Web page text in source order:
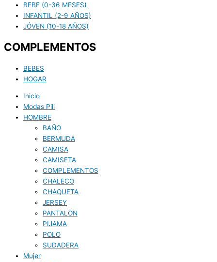
BEBE (0-36 MESES)
INFANTIL (2-9 AÑOS)
JÓVEN (10-18 AÑOS)
COMPLEMENTOS
BEBES
HOGAR
Inicio
Modas Pili
HOMBRE
BAÑO
BERMUDA
CAMISA
CAMISETA
COMPLEMENTOS
CHALECO
CHAQUETA
JERSEY
PANTALON
PIJAMA
POLO
SUDADERA
Mujer